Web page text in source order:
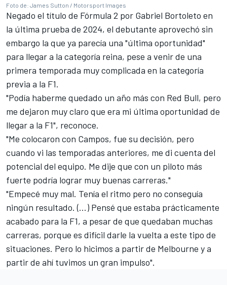
Foto de: James Sutton / Motorsport Images
Negado el título de Fórmula 2 por Gabriel Bortoleto en
la última prueba de 2024, el debutante aprovechó sin
embargo la que ya parecía una "última oportunidad"
para llegar a la categoría reina, pese a venir de una
primera temporada muy complicada en la categoría
previa a la F1.
"Podía haberme quedado un año más con Red Bull, pero
me dejaron muy claro que era mi última oportunidad de
llegar a la F1", reconoce.
"Me colocaron con Campos, fue su decisión, pero
cuando vi las temporadas anteriores, me di cuenta del
potencial del equipo. Me dije que con un piloto más
fuerte podría lograr muy buenas carreras."
"Empecé muy mal. Tenía el ritmo pero no conseguía
ningún resultado. (...) Pensé que estaba prácticamente
acabado para la F1, a pesar de que quedaban muchas
carreras, porque es difícil darle la vuelta a este tipo de
situaciones. Pero lo hicimos a partir de Melbourne y a
partir de ahí tuvimos un gran impulso".